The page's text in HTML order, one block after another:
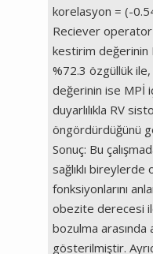
korelasyon = (-
Reciever
kestirim değerinin
%72.3 özgüllük
değerinin ise MPİ
duyarlılıkla RV
öngördürdüğünü
Sonuç: Bu
sağlıklı
fonksiyonlarını
obezite derecesi
bozulma arasında
gösterilmiştir.